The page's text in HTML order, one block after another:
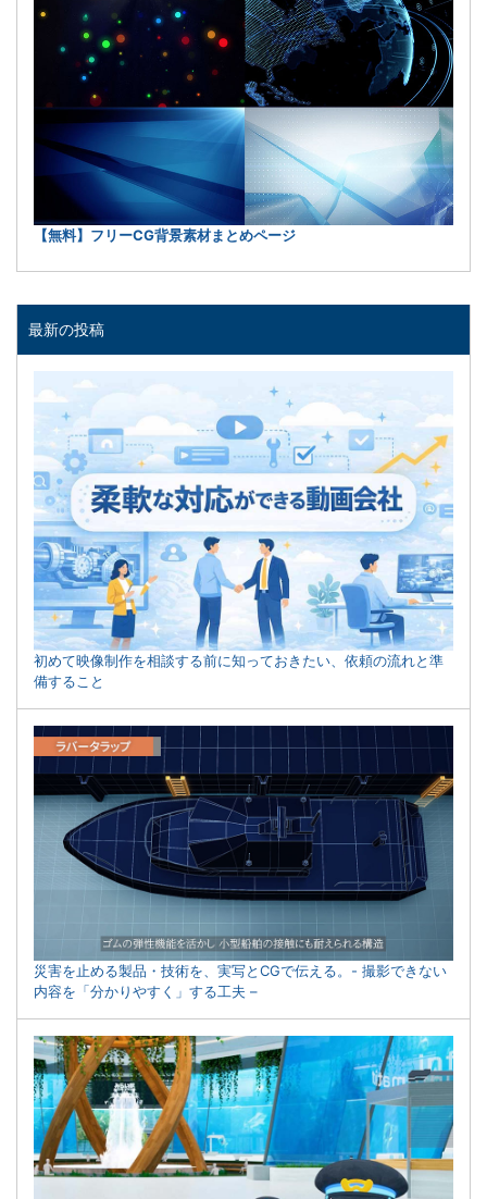
【無料】フリーCG背景素材まとめページ
最新の投稿
初めて映像制作を相談する前に知っておきたい、依頼の流れと準
備すること
災害を止める製品・技術を、実写とCGで伝える。- 撮影できない
内容を「分かりやすく」する工夫 –